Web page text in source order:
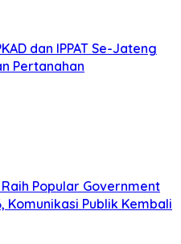
dan IPPAT Se-Jateng
Pertanahan
Popular Government
Komunikasi Publik Kembali